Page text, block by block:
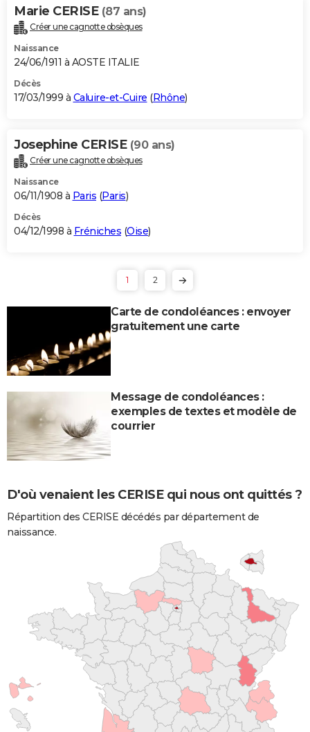
Marie CERISE (87 ans)
Créer une cagnotte obsèques
Naissance
24/06/1911 à AOSTE ITALIE
Décès
17/03/1999 à Caluire-et-Cuire (Rhône)
Josephine CERISE (90 ans)
Créer une cagnotte obsèques
Naissance
06/11/1908 à Paris (Paris)
Décès
04/12/1998 à Fréniches (Oise)
1 2
Carte de condoléances : envoyer
gratuitement une carte
Message de condoléances :
exemples de textes et modèle de
courrier
D'où venaient les CERISE qui nous ont quittés ?
Répartition des CERISE décédés par département de
naissance.